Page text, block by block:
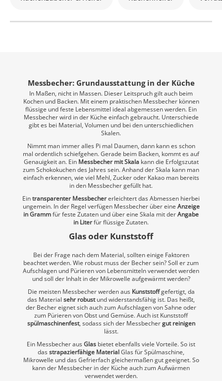
Messbecher: Grundausstattung in der Küche
In Maßen, nicht in Massen. Dieser Leitspruch gilt auch beim
Kochen und Backen. Mit einem praktischen Messbecher können
flüssige und feste Lebensmittel ideal abgemessen werden. Ein
Messbecher wird in der Küche einfach gebraucht. Unterschiede
gibt es bei Material, Volumen und bei den unterschiedlichen
Skalen.
Nimmt man immer alles Pi mal Daumen, dann kann es schon
mal ordentlich schiefgehen. Gerade beim Backen, kommt es auf
Genauigkeit an. Ein Messbecher mit Skalakann die Erfolgszutat
zum Schokokuchen des Jahres sein. Anhand der Skala kann man
einfach erkennen, wie viel Mehl, Zucker oder Kakao man bereits
in den Messbecher gefüllt hat.
Eintransparenter Messbechererleichtert das Abmessen hierbei
ungemein. In der Regel verfügen Messbecher über eine Anzeige
in Grammfür feste Zutaten und über eine Skala mit derAngabe
in Literfür flüssige Zutaten.
Glas oder Kunststoff
Bei der Frage nach dem Material, sollten einige Faktoren
beachtet werden. Wie robust muss der Becher sein? Soll er zum
Aufschlagen und Pürieren von Lebensmitteln verwendet werden
und soll der Inhalt in der Mikrowelle aufgewärmt werden?
Die meisten Messbecher werden aus Kunststoffgefertigt, da
das Material sehr robustund widerstandsfähig ist. Das heißt,
der Becher eignet sich auch zum Aufschlagen von Sahne oder
zum Pürieren von Obst und Gemüse. Auch ist Kunststoff
spülmaschinenfest, sodass sich der Messbechergut reinigen
lässt.
Ein Messbecher ausGlas bietet ebenfalls viele Vorteile. So ist
dasstrapazierfähige MaterialGlas für Spülmaschine,
Mikrowelle und das Gefrierfach gleichermaßen gut geeignet. So
kann der Messbecher in der Küche auch zum Aufwärmen
verwendet werden.